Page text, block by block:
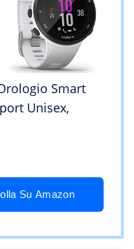
Smart
Unisex,
Su Amazon